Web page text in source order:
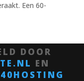
Een 60-
DOOR
EN